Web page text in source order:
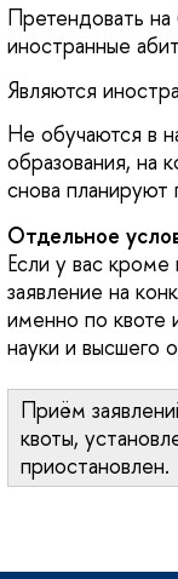
Претендовать
иностранные
Являются
Не обучаются в
образования, на
снова планируют
Отдельное
Если у вас
заявление на
именно по квоте
науки и высшего
Приём
квоты,
приостановлен.